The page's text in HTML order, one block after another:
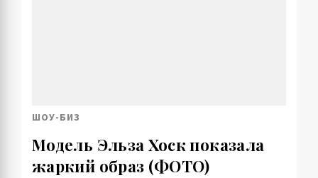
ШОУ-БИЗ
Модель Эльза Хоск показала
жаркий образ (ФОТО)